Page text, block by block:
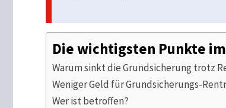
Die wichtigsten Punkte
Warum sinkt die Grundsicherung trotz
Weniger Geld für Grundsicherungs-
Wer ist betroffen?